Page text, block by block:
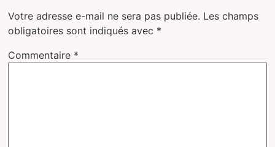
Votre adresse e-mail ne sera pas publiée. Les champs
obligatoires sont indiqués avec *
Commentaire *